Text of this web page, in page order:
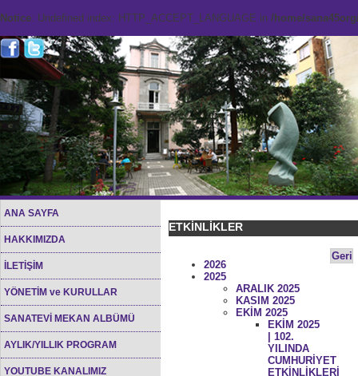
Notice: Undefined index: HTTP_ACCEPT_LANGUAGE in /home/
ANA SAYFA
HAKKIMIZDA
İLETİŞİM
YÖNETİM ve KURULLAR
SANATEVİ MEKAN ALBÜMÜ
AYLIK/YILLIK PROGRAM
YOUTUBE KANALIMIZ
ETKİNLİKLER
Geri
2026
2025
ARALIK 2025
KASIM 2025
EKİM 2025
EKİM 2025
| 102.
YILINDA
CUMHURİYET
ETKİNLİKLERİ